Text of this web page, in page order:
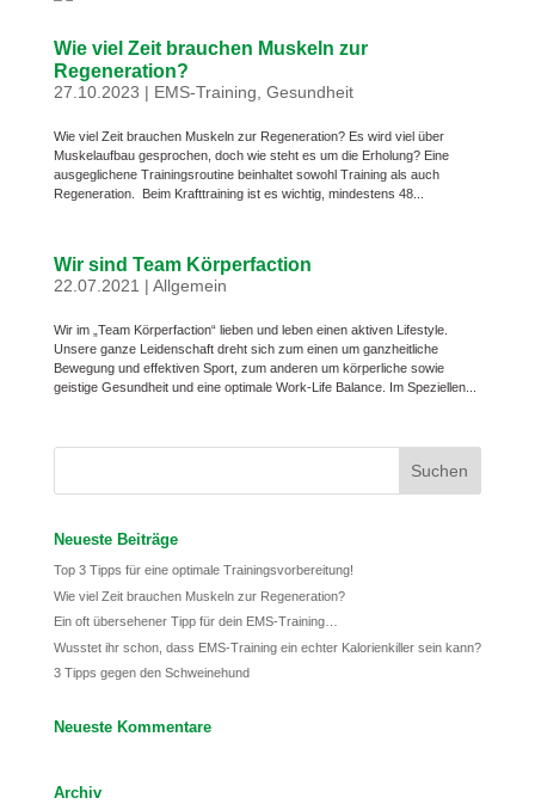
Wie viel Zeit brauchen Muskeln zur
Regeneration?
27.10.2023 | EMS-Training Gesundheit
Wie viel Zeit brauchen Muskeln zur Regeneration? Es wird viel über
Muskelaufbau gesprochen, doch wie steht es um die Erholung? Eine
ausgeglichene Trainingsroutine beinhaltet sowohl Training als auch
Regeneration. Beim Krafttraining ist es wichtig, mindestens 48...
Wir sind Team Körperfaction
22.07.2021 | Allgemein
Wir im „Team Körperfaction“ lieben und leben einen aktiven Lifestyle.
Unsere ganze Leidenschaft dreht sich zum einen um ganzheitliche
Bewegung und effektiven Sport, zum anderen um körperliche sowie
geistige Gesundheit und eine optimale Work-Life Balance. Im Speziellen...
Neueste Beiträge
Top 3 Tipps für eine optimale Trainingsvorbereitung!
Wie viel Zeit brauchen Muskeln zur Regeneration?
Ein oft übersehener Tipp für dein EMS-Training…
Wusstet ihr schon, dass EMS-Training ein echter Kalorienkiller sein kann?
3 Tipps gegen den Schweinehund
Neueste Kommentare
Archiv